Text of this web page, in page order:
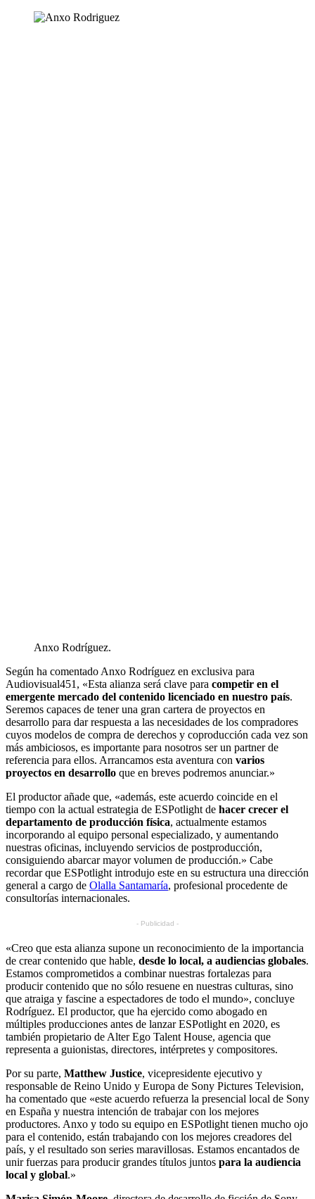
Anxo Rodríguez.
Según ha comentado Anxo Rodríguez en exclusiva para
Audiovisual451, «Esta alianza será clave para competir en el
emergente mercado del contenido licenciado en nuestro país.
Seremos capaces de tener una gran cartera de proyectos en
desarrollo para dar respuesta a las necesidades de los compradores
cuyos modelos de compra de derechos y coproducción cada vez son
más ambiciosos, es importante para nosotros ser un partner de
referencia para ellos. Arrancamos esta aventura con varios
proyectos en desarrollo que en breves podremos anunciar.»
El productor añade que, «además, este acuerdo coincide en el
tiempo con la actual estrategia de ESPotlight de hacer crecer el
departamento de producción física, actualmente estamos
incorporando al equipo personal especializado, y aumentando
nuestras oficinas, incluyendo servicios de postproducción,
consiguiendo abarcar mayor volumen de producción.» Cabe
recordar que ESPotlight introdujo este en su estructura una dirección
general a cargo de Olalla Santamaría, profesional procedente de
consultorías internacionales.
- Publicidad -
«Creo que esta alianza supone un reconocimiento de la importancia
de crear contenido que hable, desde lo local, a audiencias globales.
Estamos comprometidos a combinar nuestras fortalezas para
producir contenido que no sólo resuene en nuestras culturas, sino
que atraiga y fascine a espectadores de todo el mundo», concluye
Rodríguez. El productor, que ha ejercido como abogado en
múltiples producciones antes de lanzar ESPotlight en 2020, es
también propietario de Alter Ego Talent House, agencia que
representa a guionistas, directores, intérpretes y compositores.
Por su parte, Matthew Justice, vicepresidente ejecutivo y
responsable de Reino Unido y Europa de Sony Pictures Television,
ha comentado que «este acuerdo refuerza la presencial local de Sony
en España y nuestra intención de trabajar con los mejores
productores. Anxo y todo su equipo en ESPotlight tienen mucho ojo
para el contenido, están trabajando con los mejores creadores del
país, y el resultado son series maravillosas. Estamos encantados de
unir fuerzas para producir grandes títulos juntos para la audiencia
local y global.»